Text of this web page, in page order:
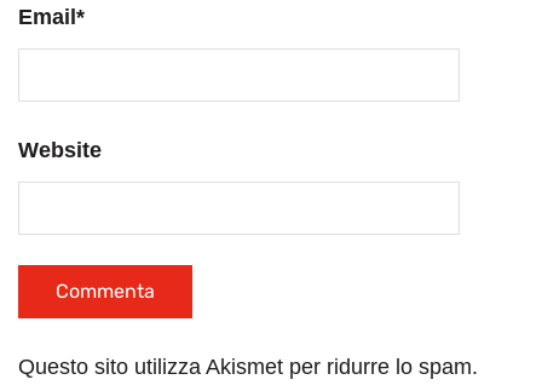
Email *
Website
Questo sito utilizza Akismet per ridurre lo spam.